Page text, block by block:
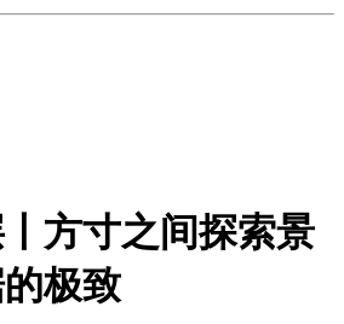
方寸之间探索景
极致